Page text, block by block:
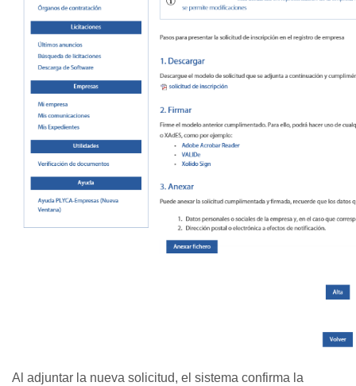
Al adjuntar la nueva solicitud, el sistema confirma la